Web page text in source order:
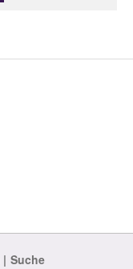
Suche